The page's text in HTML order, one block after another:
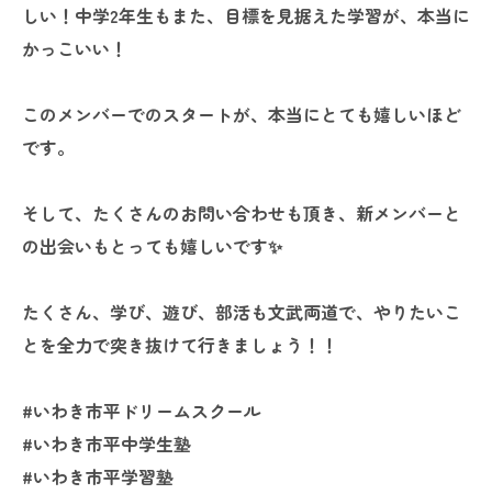
しい！中学2年生もまた、目標を見据えた学習が、本当に
かっこいい！
このメンバーでのスタートが、本当にとても嬉しいほど
です。
そして、たくさんのお問い合わせも頂き、新メンバーと
の出会いもとっても嬉しいです✨
たくさん、学び、遊び、部活も文武両道で、やりたいこ
とを全力で突き抜けて行きましょう！！
#いわき市平ドリームスクール
#いわき市平中学生塾
#いわき市平学習塾